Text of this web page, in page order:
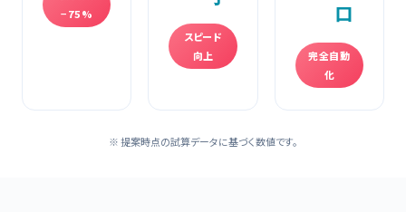
−75%
スピード
向上
ロ
完全自動
化
※ 提案時点の試算データに基づく数値です。